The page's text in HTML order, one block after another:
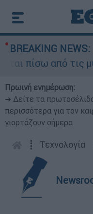
BREAKING NEWS:
από τις
Πρωινή ενημέρωση:
➔ Δείτε τα
περισσότερα για τον
γιορτάζουν σήμερα
┋ Τεχνολογία